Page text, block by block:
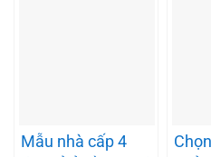
Mẫu nhà cấp 4